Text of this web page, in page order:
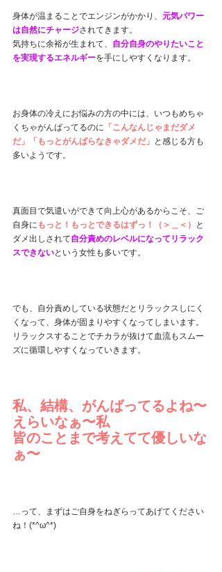
身体が温まることでエンジンがかかり、 元気パワー
は自然にチャージされてきます。
気持ちに余裕が生まれて、 自分自身のやりたいこと
を実現するエネルギーを手にしやすくなります。
お身体の冷えにお悩みの方の中には、いつもめちゃ
くちゃがんばってるのに 「こんなんじゃまだダメ
だ」「もっとがんばらなきゃダメだ」 と感じる方も
多いようです。
真面目で気遣いができて向上心があるからこそ、ご
自身に もっと！もっとできるはずっ！（＞＿＜）
と
ダメ出しされて自分責めのレベルになってリラック
スできないという女性も多いです。
でも、自分責めしている状態だとリラックスしにく
くなって、身体が固まりやすくなってしまいます。
リラックスすることでチカラが抜けて血流もスムー
ズに循環しやすくなっていきます。
私、結構、がんばってるよね〜
えらいなぁ〜私
皆のことまで考えてて優しいな
ぁ〜
…って、まずはご自身をねぎらってあげてください
ね！(*^ω^*)